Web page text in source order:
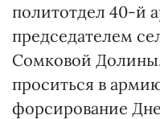
политотдел 40-й
председателем
Сомковой
проситься в
форсирование